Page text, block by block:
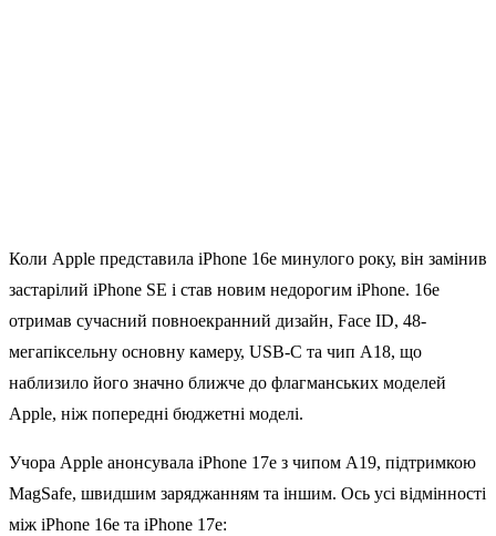
Коли Apple представила ‌iPhone‌ 16e минулого року, він замінив
застарілий ‌iPhone‌ SE і став новим недорогим ‌iPhone‌. 16e
отримав сучасний повноекранний дизайн, Face ID, 48-
мегапіксельну основну камеру, USB‑C та чип A18, що
наблизило його значно ближче до флагманських моделей
Apple, ніж попередні бюджетні моделі.
Учора Apple анонсувала iPhone 17e з чипом A19, підтримкою
MagSafe, швидшим заряджанням та іншим. Ось усі відмінності
між ‌iPhone‌ 16e та ‌iPhone 17e‌: